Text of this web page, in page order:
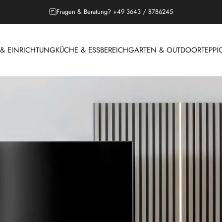
Outdoor Saison, Lounges jetzt entdecken!
EINRICHTUNGKÜCHE & ESSBEREICHGARTEN & OUTDOOR